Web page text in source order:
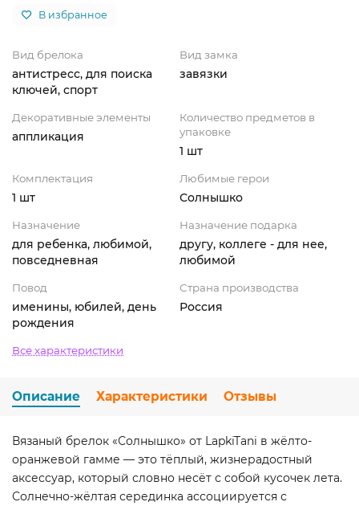
В избранное
Вид брелока
антистресс, для поиска
ключей, спорт
Вид замка
завязки
Декоративные элементы
аппликация
Количество предметов в
упаковке
1 шт
Комплектация
1 шт
Любимые герои
Солнышко
Назначение
для ребенка, любимой,
повседневная
Назначение подарка
другу, коллеге - для нее,
любимой
Повод
именины, юбилей, день
рождения
Страна производства
Россия
Все характеристики
Описание Характеристики Отзывы
Вязаный брелок «Солнышко» от LapkiTani в жёлто-
оранжевой гамме — это тёплый, жизнерадостный
аксессуар, который словно несёт с собой кусочек лета.
Солнечно-жёлтая серединка ассоциируется с